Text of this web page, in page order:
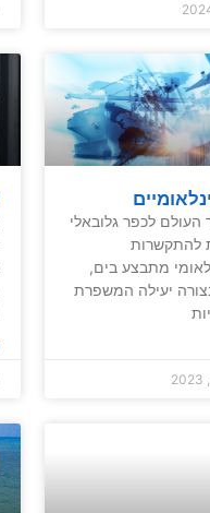
העולם לכפר גלובאלי
להתקשרות
מתבצע בים,
יעילה המשפרת